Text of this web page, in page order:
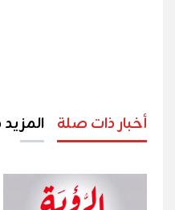
أخبار ذات صلة